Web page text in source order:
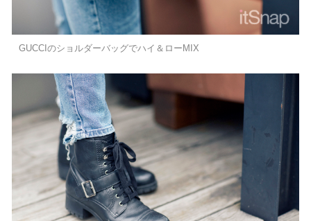
GUCCIのショルダーバッグでハイ＆ローMIX